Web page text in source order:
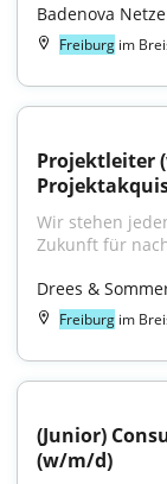
Badenova
Freiburg im
Projektleiter
Wir stehen
Zukunft für
Drees &
Freiburg im
(Junior)
(w/m/d)